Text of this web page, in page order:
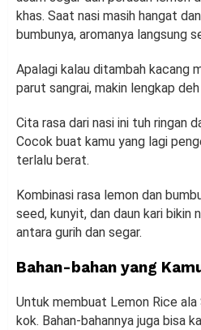
khas. Saat nasi masih hangat
bumbunya, aromanya langsung
Apalagi kalau ditambah kacang
parut sangrai, makin lengkap
Cita rasa dari nasi ini tuh ringan
Cocok buat kamu yang lagi
terlalu berat.
Kombinasi rasa lemon dan
seed, kunyit, dan daun kari bikin
antara gurih dan segar.
Bahan-bahan yang
Untuk membuat Lemon Rice ala
kok. Bahan-bahannya juga bisa